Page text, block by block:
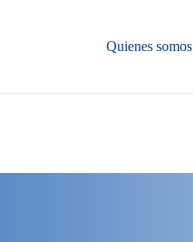
Quienes somos